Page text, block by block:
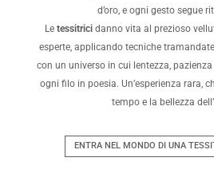
d’oro, e ogni gesto segue
Le tessitricidanno vita al prezioso
esperte, applicando tecniche
con un universo in cui lentezza,
ogni filo in poesia. Un’esperienza rara,
tempo e la bellezza
ENTRA NEL MONDO DI UNA